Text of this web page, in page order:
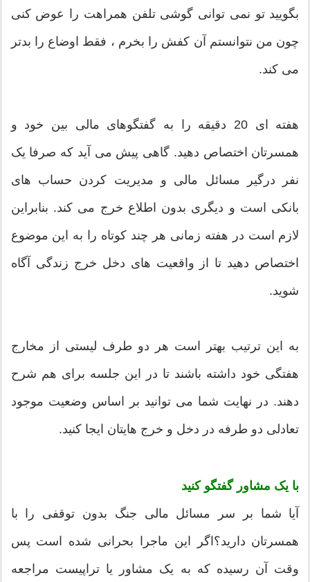
بگویید تو نمی توانی گوشی تلفن همراهت را عوض کنی
چون من نتوانستم آن کفش را بخرم ، فقط اوضاع را بدتر
می کند.
هفته ای 20 دقیقه را به گفتگوهای مالی بین خود و
همسرتان اختصاص دهید. گاهی پیش می آید که صرفا یک
نفر درگیر مسائل مالی و مدیریت کردن حساب های
بانکی است و دیگری بدون اطلاع خرج می کند. بنابراین
لازم است در هفته زمانی هر چند کوتاه را به این موضوع
اختصاص دهید تا از واقعیت های دخل خرج زندگی آگاه
شوید.
به این ترتیب بهتر است هر دو طرف لیستی از مخارج
هفتگی خود داشته باشند تا در این جلسه برای هم شرح
دهند. در نهایت شما می توانید بر اساس وضعیت موجود
تعادلی دو طرفه در دخل و خرج هایتان ایجا کنید.
با یک مشاور گفتگو کنید
آیا شما بر سر مسائل مالی جنگ بدون توقفی را با
همسرتان دارید؟اگر این ماجرا بحرانی شده است پس
وقت آن رسیده که به یک مشاور یا تراپیست مراجعه